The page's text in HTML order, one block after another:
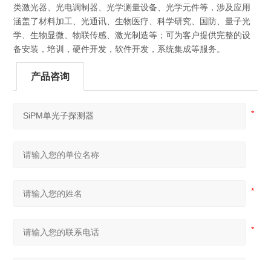
类激光器、光电调制器、光学测量设备、光学元件等，涉及应用
涵盖了材料加工、光通讯、生物医疗、科学研究、国防、量子光
学、生物显微、物联传感、激光制造等；可为客户提供完整的设
备安装，培训，硬件开发，软件开发，系统集成等服务。
产品咨询